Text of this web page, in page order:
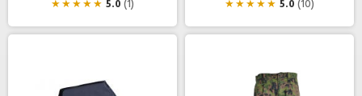
★★★★★ 5.0(1) ★★★★★ 5.0(10)